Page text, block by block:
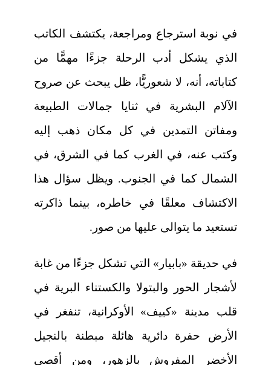
في نوبة استرجاع ومراجعة، يكتشف الكاتب
الذي يشكل أدب الرحلة جزءًا مهمًّا من
كتاباته، أنه، لا شعوريًّا، ظل يبحث عن صروح
الآلام البشرية في ثنايا جمالات الطبيعة
ومفاتن التمدين في كل مكان ذهب إليه
وكتب عنه، في الغرب كما في الشرق، في
الشمال كما في الجنوب. ويظل سؤال هذا
الاكتشاف معلقًا في خاطره، بينما ذاكرته
تستعيد ما يتوالى عليها من صور.
في حديقة «بابيار» التي تشكل جزءًا من غابة
لأشجار الحور والبتولا والكستناء البرية في
قلب مدينة «كييف» الأوكرانية، تنفغر في
الأرض حفرة دائرية هائلة مبطنة بالنجيل
الأخضر المفروش بالزهور، ومن أقصى